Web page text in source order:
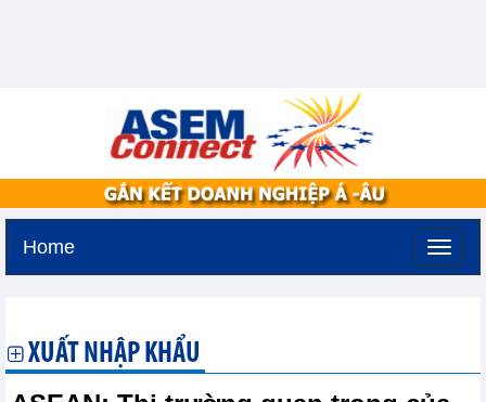
Home
XUẤT NHẬP KHẨU